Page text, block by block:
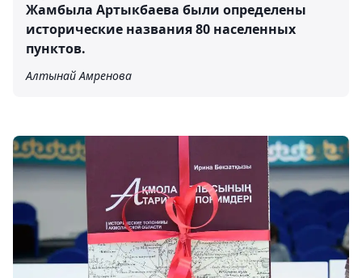
Жамбыла Артыкбаева были определены
исторические названия 80 населенных
пунктов.
Алтынай Амренова